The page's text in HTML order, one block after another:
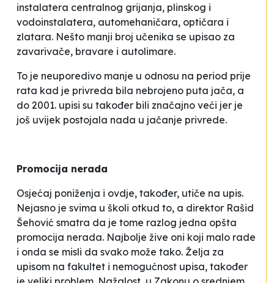
instalatera centralnog grijanja, plinskog i
vodoinstalatera, automehaničara, optičara i
zlatara. Nešto manji broj učenika se upisao za
zavarivače, bravare i autolimare.
To je neuporedivo manje u odnosu na period prije
rata kad je privreda bila nebrojeno puta jača, a
do 2001. upisi su također bili značajno veći jer je
još uvijek postojala nada u jačanje privrede.
Promocija nerada
Osjećaj poniženja i ovdje, također, utiče na upis.
Nejasno je svima u školi otkud to, a direktor Rašid
Šehović smatra da je tome razlog jedna opšta
promocija nerada. Najbolje žive oni koji malo rade
i onda se misli da svako može tako. Želja za
upisom na fakultet i nemogućnost upisa, također